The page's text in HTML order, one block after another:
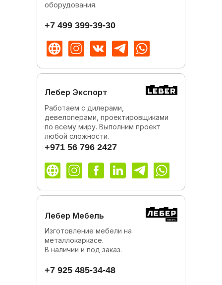
оборудования.
+7 499 399-39-30
Работаем с дилерами,
девелоперами, проектировщиками
по всему миру. Выполним проект
любой сложности.
Лебер Экспорт
+971 56 796 2427
Изготовление мебели на
металлокаркасе.
В наличии и под заказ.
Лебер Мебель
+7 925 485-34-48